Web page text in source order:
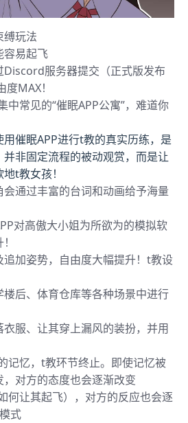
缚玩法
容易起飞
Discord服务器提交（正式版发布
MAX！
中常见的“催眠APP公寓”，难道你
催眠APP进行t教的真实历练，是
非固定流程的被动观赏，而是让
t教女孩！
通过丰富的台词和动画给予海量
对高傲大小姐为所欲为的模拟软
加姿势，自由度大幅提升！t教设
后、体育仓库等各种场景中进行
服、让其穿上漏风的装扮，并用
记忆，t教环节终止。即使记忆被
对方的态度也会逐渐改变
何让其起飞），对方的反应也会逐
式